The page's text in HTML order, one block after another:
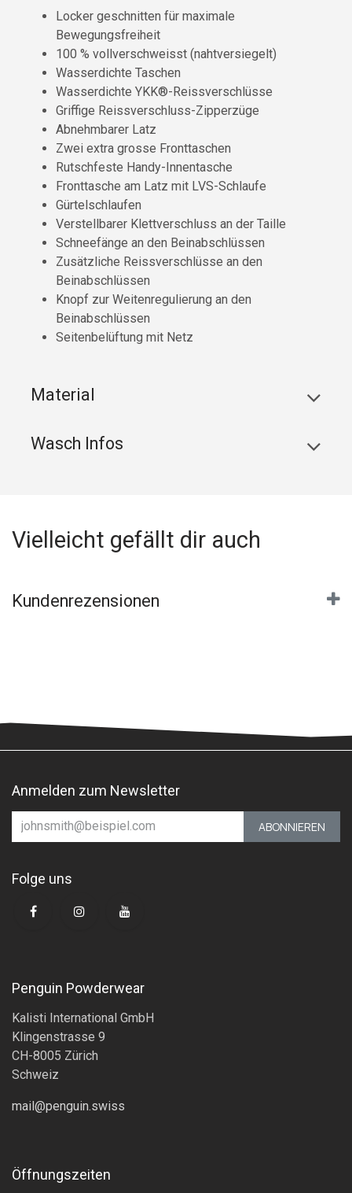
Locker geschnitten für maximale
Bewegungsfreiheit
100 % vollverschweisst (nahtversiegelt)
Wasserdichte Taschen
Wasserdichte YKK®-Reissverschlüsse
Griffige Reissverschluss-Zipperzüge
Abnehmbarer Latz
Zwei extra grosse Fronttaschen
Rutschfeste Handy-Innentasche
Fronttasche am Latz mit LVS-Schlaufe
Gürtelschlaufen
Verstellbarer Klettverschluss an der Taille
Schneefänge an den Beinabschlüssen
Zusätzliche Reissverschlüsse an den
Beinabschlüssen
Knopf zur Weitenregulierung an den
Beinabschlüssen
Seitenbelüftung mit Netz
Material
Wasch Infos
Vielleicht gefällt dir auch
Kundenrezensionen
Anmelden zum Newsletter
ABONNIEREN
Folge uns
Penguin Powderwear
Kalisti International GmbH
Klingenstrasse 9
CH-8005 Zürich
Schweiz
mail@penguin.swiss
Öffnungszeiten